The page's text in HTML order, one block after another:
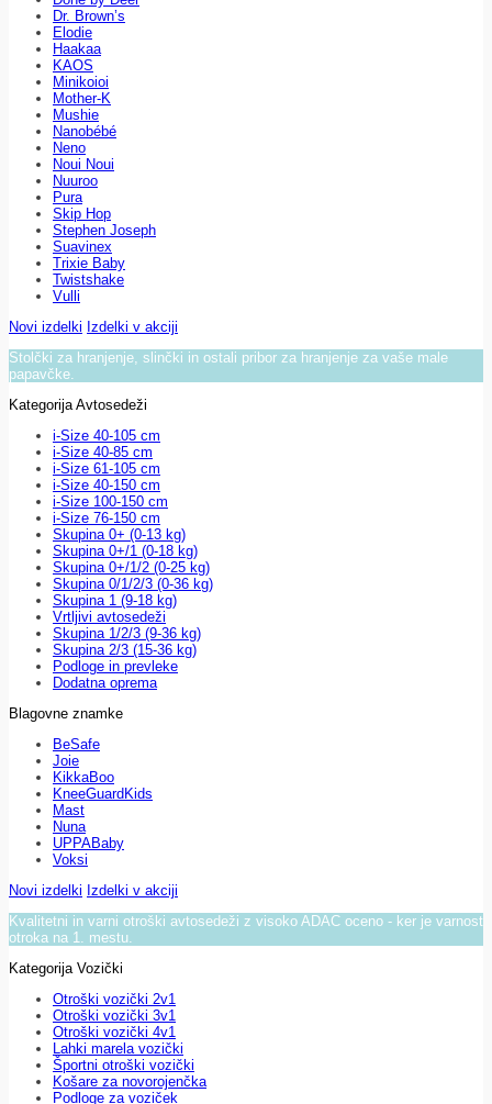
Dr. Brown’s
Elodie
Haakaa
KAOS
Minikoioi
Mother-K
Mushie
Nanobébé
Neno
Noui Noui
Nuuroo
Pura
Skip Hop
Stephen Joseph
Suavinex
Trixie Baby
Twistshake
Vulli
Novi izdelki Izdelki v akciji
Stolčki za hranjenje, slinčki in ostali pribor za hranjenje za vaše male
papavčke.
Kategorija Avtosedeži
i-Size 40-105 cm
i-Size 40-85 cm
i-Size 61-105 cm
i-Size 40-150 cm
i-Size 100-150 cm
i-Size 76-150 cm
Skupina 0+ (0-13 kg)
Skupina 0+/1 (0-18 kg)
Skupina 0+/1/2 (0-25 kg)
Skupina 0/1/2/3 (0-36 kg)
Skupina 1 (9-18 kg)
Vrtljivi avtosedeži
Skupina 1/2/3 (9-36 kg)
Skupina 2/3 (15-36 kg)
Podloge in prevleke
Dodatna oprema
Blagovne znamke
BeSafe
Joie
KikkaBoo
KneeGuardKids
Mast
Nuna
UPPABaby
Voksi
Novi izdelki Izdelki v akciji
Kvalitetni in varni otroški avtosedeži z visoko ADAC oceno - ker je varnost
otroka na 1. mestu.
Kategorija Vozički
Otroški vozički 2v1
Otroški vozički 3v1
Otroški vozički 4v1
Lahki marela vozički
Športni otroški vozički
Košare za novorojenčka
Podloge za voziček